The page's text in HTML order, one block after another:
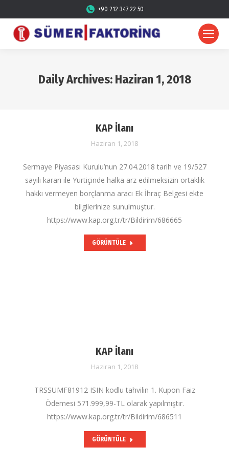
+90 212 347 22 50
Daily Archives: Haziran 1, 2018
KAP İlanı
Haziran 1, 2018
Sermaye Piyasası Kurulu’nun 27.04.2018 tarih ve 19/527
sayılı kararı ile Yurtiçinde halka arz edilmeksizin ortaklık
hakkı vermeyen borçlanma aracı Ek İhraç Belgesi ekte
bilgilerinize sunulmuştur.
https://www.kap.org.tr/tr/Bildirim/686665
GÖRÜNTÜLE
KAP İlanı
Haziran 1, 2018
TRSSUMF81912 ISIN kodlu tahvilin 1. Kupon Faiz
Ödemesi 571.999,99-TL olarak yapılmıştır.
https://www.kap.org.tr/tr/Bildirim/686511
GÖRÜNTÜLE